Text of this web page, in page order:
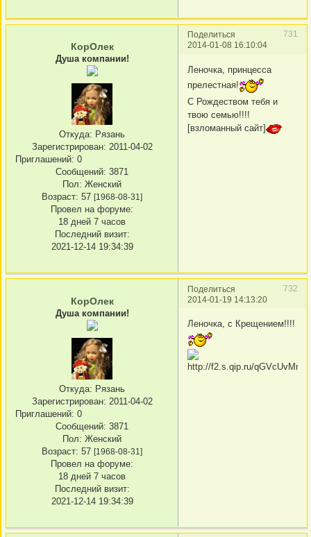
Поделиться
731
2014-01-08 16:10:04
КорОлек
Душа компании!
Откуда: Рязань
Зарегистрирован: 2011-04-02
Приглашений: 0
Сообщений: 3871
Пол: Женский
Возраст: 57 [1968-08-31]
Провел на форуме:
18 дней 7 часов
Последний визит:
2021-12-14 19:34:39
Леночка, принцесса
прелестная!
С Рождеством тебя и
твою семью!!!!
[взломанный сайт]
Поделиться
732
2014-01-19 14:13:20
КорОлек
Душа компании!
Откуда: Рязань
Зарегистрирован: 2011-04-02
Приглашений: 0
Сообщений: 3871
Пол: Женский
Возраст: 57 [1968-08-31]
Провел на форуме:
18 дней 7 часов
Последний визит:
2021-12-14 19:34:39
Леночка, с Крещением!!!!